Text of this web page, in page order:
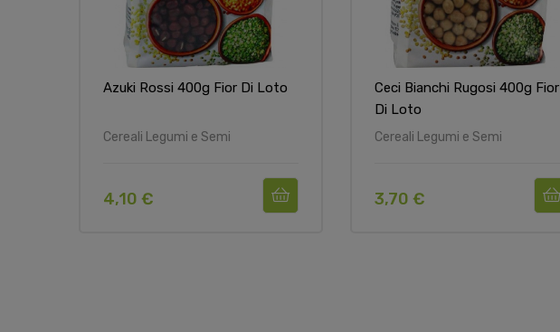
Azuki Rossi 400g Fior Di Loto
Cereali Legumi e Semi
4,10 €
Ceci Bianchi Rugosi 400g Fior
Di Loto
Cereali Legumi e Semi
3,70 €